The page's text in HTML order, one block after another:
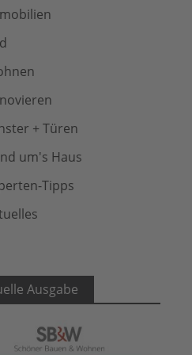
+ Türen
um's Haus
Tipps
Ausgabe